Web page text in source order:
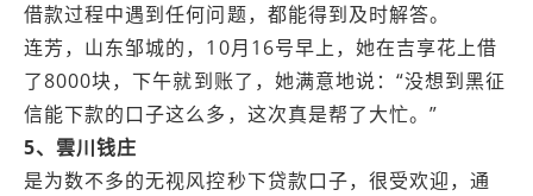
借款过程中遇到任何问题，都能得到及时解答。
连芳，山东邹城的，10月16号早上，她在吉享花上借
了8000块，下午就到账了，她满意地说：“没想到黑征
信能下款的口子这么多，这次真是帮了大忙。”
5、雲川钱庄
是为数不多的无视风控秒下贷款口子，很受欢迎，通